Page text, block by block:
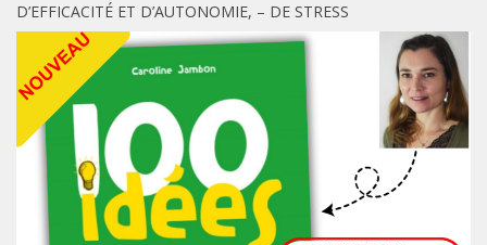
D’EFFICACITÉ ET D’AUTONOMIE, – DE STRESS